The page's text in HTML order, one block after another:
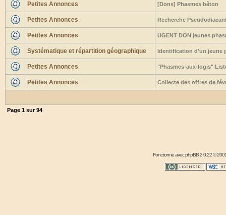
Petites Annonces [Dons] Phasmes bâton
Petites Annonces Recherche
Petites Annonces UGENT DON jeunes
Systématique et répartition géographique Identification d'un jeune
Petites Annonces "Phasmes-aux-logis"
Petites Annonces Collecte des offres de
Page 1 sur94
Fonctionne avecphpBB2.0.22 ©